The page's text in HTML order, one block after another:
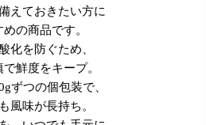
えておきたい方に
めの商品です。
化を防ぐため、
鮮度をキープ。
ずつの個包装で、
風味が長持ち。